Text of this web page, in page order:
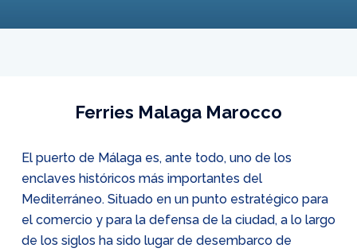
Ferries Malaga Marocco
El puerto de Málaga es, ante todo, uno de los
enclaves históricos más importantes del
Mediterráneo. Situado en un punto estratégico para
el comercio y para la defensa de la ciudad, a lo largo
de los siglos ha sido lugar de desembarco de